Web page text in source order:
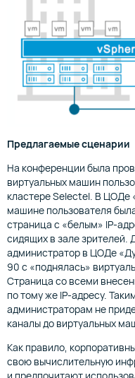
Предлагаемые сценарии
На конференции была
виртуальных машин
кластере Selectel. В ЦОДе
машине пользователя
страница с «белым» IP-
сидящих в зале зрителей.
администратор в ЦОДе
90 с «поднялась»
Страница со всеми
по тому же IP-адресу.
администраторам не
каналы до виртуальных
Как правило,
свою вычислительную